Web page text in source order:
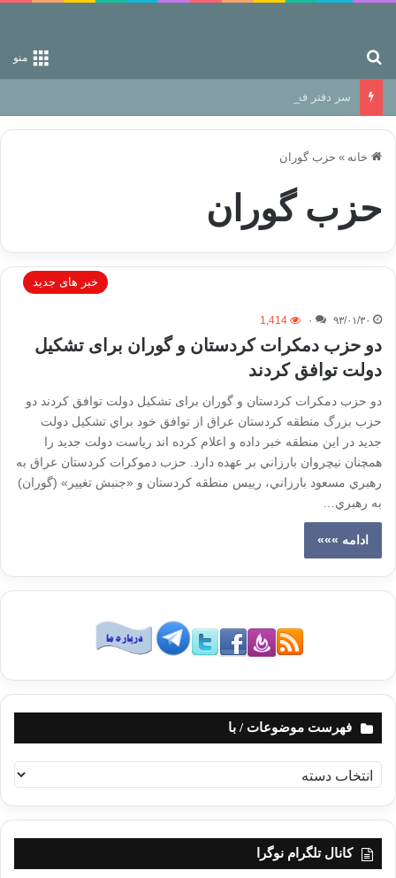
منو
سر دفتر فساد در زمین‌، دوری وکناره‌گیری از راه خداست‌!
خانه » حزب گوران
حزب گوران
خبر های جدید
۹۳/۰۱/۳۰ ۰ 1,414
دو حزب دمکرات کردستان و گوران برای تشکیل
دولت توافق کردند
دو حزب دمکرات کردستان و گوران برای تشکیل دولت توافق کردند دو
حزب بزرگ منطقه كردستان عراق از توافق خود براي تشكيل دولت
جديد در اين منطقه خبر داده و اعلام كرده اند رياست دولت جديد را
همچنان نيچروان بارزاني بر عهده دارد. حزب دموكرات كردستان عراق به
رهبري مسعود بارزاني، رييس منطقه كردستان و «جنبش تغيير» (گوران)
به رهبري…
ادامه »»»
فهرست موضوعات / با
ه
ر
کانال تلگرام نوگرا